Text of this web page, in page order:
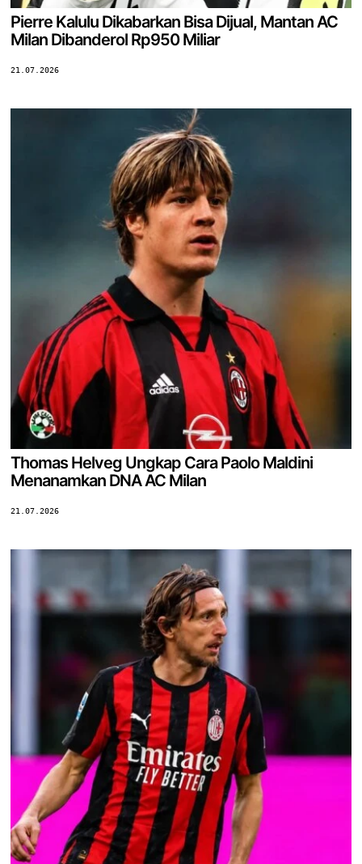
Pierre Kalulu Dikabarkan Bisa Dijual, Mantan AC
Milan Dibanderol Rp950 Miliar
21.07.2026
Thomas Helveg Ungkap Cara Paolo Maldini
Menanamkan DNA AC Milan
21.07.2026